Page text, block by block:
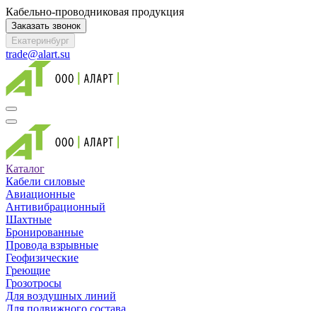
Кабельно-проводниковая продукция
Заказать звонок
Екатеринбург
trade@alart.su
Каталог
Кабели силовые
Авиационные
Антивибрационный
Шахтные
Бронированные
Провода взрывные
Геофизические
Греющие
Грозотросы
Для воздушных линий
Для подвижного состава